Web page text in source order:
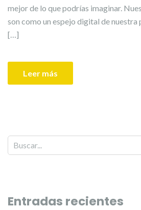
mejor de lo que podrías imaginar.
son como un espejo digital de nuestra
[…]
Leer más
Entradas recientes